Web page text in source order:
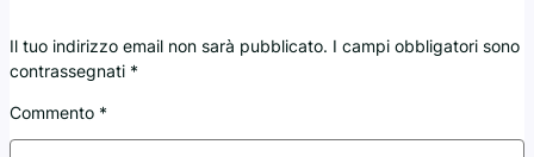
Il tuo indirizzo email non sarà pubblicato. I campi obbligatori sono
contrassegnati *
Commento *